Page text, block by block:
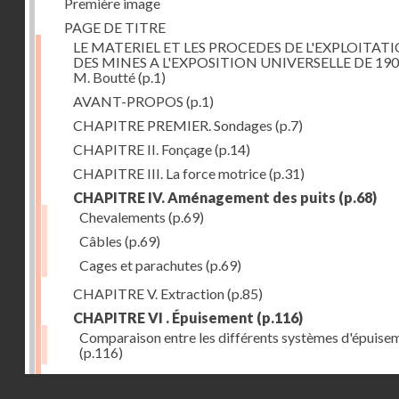
PAGE DE TITRE
LE MATERIEL ET LES PROCEDES DE
DES MINES A L'EXPOSITION UNIVERSELLE DE
M. Boutté(p.1)
AVANT-PROPOS (p.1)
CHAPITRE PREMIER. Sondages (p.7)
CHAPITRE II. Fonçage(p.14)
CHAPITRE III. La force motrice(p.31)
CHAPITRE IV. Aménagement des puits (p.68)
Chevalements (p.69)
Câbles (p.69)
Cages et parachutes (p.69)
CHAPITRE V. Extraction(p.85)
CHAPITRE VI . Épuisement (p.116)
Comparaison entre les différents systèmes
(p.116)